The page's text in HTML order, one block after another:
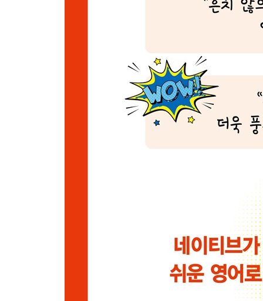
105 고민스러운 상황에서 우선순위를 따질 때
Part 08 네이티브가 조언하거나 다독일 때
108 전후 사정 살피지도 않고 성급히 단정 짓지 말
109 한쪽 얘기만 듣고 섣불리 판단해서는 안 된다
110 고민 있어 보이는 친구에게 속내를 털어놔보라
114 주어진 상황에서 서둘러 결정을 내려야 한다
116 너무 늦은 게 아닐지 고민하는 친구/동료에게
118 미리 사서 걱정하지 말자고 할 때
119 평소대로 하면 충분하다고 상대를 다독이고
120 장점 또는 단점의 한쪽에만 너무 매몰되지 말
121 섣불리 판단하지 말고 좀 지켜보자고 할 때